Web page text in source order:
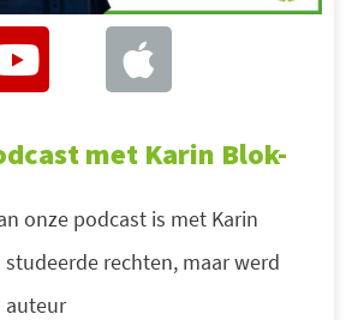
met Karin Blok-
onze podcast is met Karin
rechten, maar werd
auteur